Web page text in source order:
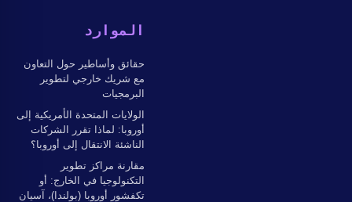
الموارد
حقائق وأساطير حول التعاون
مع شريك خارجي لتطوير
البرمجيات
الولايات المتحدة الأمريكية إلى
أوروبا: لماذا تقرر الشركات
الناشئة الانتقال إلى أوروبا؟
مقارنة مراكز تطوير
التكنولوجيا في الخارج: أو
تكفشور أوروبا (بولندا)، آسيان